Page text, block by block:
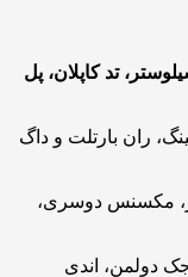
تد کاپلان، پل
ران بارتلت و داگ
مکسنس دوسری،
دولمن، اندی